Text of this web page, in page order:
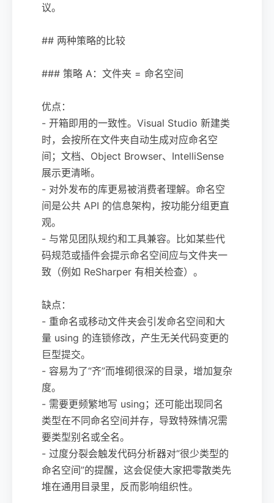
议。
## 两种策略的比较
### 策略 A：文件夹 = 命名空间
优点：
- 开箱即用的一致性。Visual Studio 新建类
时，会按所在文件夹自动生成对应命名空
间；文档、Object Browser、IntelliSense
展示更清晰。
- 对外发布的库更易被消费者理解。命名空
间是公共 API 的信息架构，按功能分组更直
观。
- 与常见团队规约和工具兼容。比如某些代
码规范或插件会提示命名空间应与文件夹一
致（例如 ReSharper 有相关检查）。
缺点：
- 重命名或移动文件夹会引发命名空间和大
量 using 的连锁修改，产生无关代码变更的
巨型提交。
- 容易为了“齐”而堆砌很深的目录，增加复杂
度。
- 需要更频繁地写 using；还可能出现同名
类型在不同命名空间并存，导致特殊情况需
要类型别名或全名。
- 过度分裂会触发代码分析器对“很少类型的
命名空间”的提醒，这会促使大家把零散类先
堆在通用目录里，反而影响组织性。